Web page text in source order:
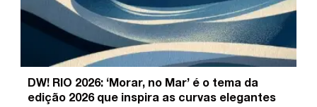
DW! RIO 2026: ‘Morar, no Mar’ é o tema da
edição 2026 que inspira as curvas elegantes